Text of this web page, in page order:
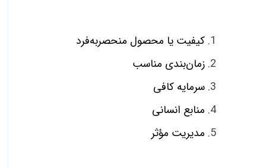
کیفیت یا محصول منحصربه‌فرد
زمان‌بندی مناسب
سرمایه کافی
منابع انسانی
مدیریت مؤثر